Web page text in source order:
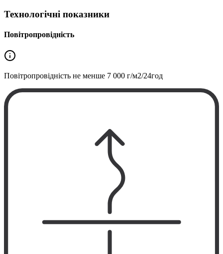
Технологічні показники
Повітропровідність
Повітропровідність не менше 7 000 г/м2/24год